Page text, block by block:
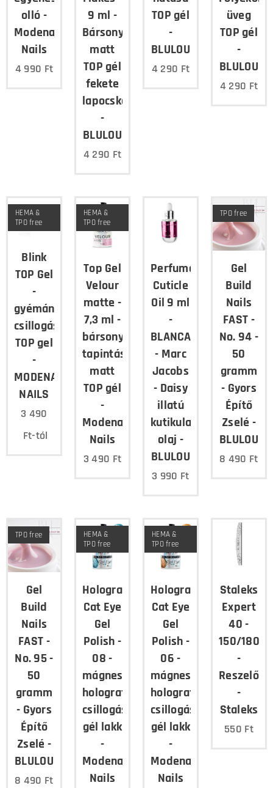
olló -
Modena
Nails
4 990 Ft
9 ml -
Bársonyos
matt
TOP gél
fekete
lapocskákkal
-
BLULOU
4 290 Ft
TOP gél
-
BLULOU
4 290 Ft
üveg
TOP gél
-
BLULOU
4 290 Ft
Blink
TOP Gel
-
gyémánt
csillogású
TOP gel
-
MODENA
NAILS
HEMA &
TPO free
3 490
Ft-tól
Top Gel
Velour
matte -
7,3 ml -
bársony
tapintású
matt
TOP gél
-
Modena
Nails
HEMA &
TPO free
3 490 Ft
Perfumed
Cuticle
Oil 9 ml
-
BLANCA
- Marc
Jacobs
- Daisy
illatú
kutikula
olaj -
BLULOU
3 990 Ft
Gel
Build
Nails
FAST -
No. 94 -
50
gramm
- Gyors
Építő
Zselé -
BLULOU
TPO free
8 490 Ft
Gel
Build
Nails
FAST -
No. 95 -
50
gramm
- Gyors
Építő
Zselé -
BLULOU
TPO free
8 490 Ft
Holographic
Cat Eye
Gel
Polish -
08 -
mágnesezhető,
holografikus
csillogású
gél lakk
-
Modena
Nails
HEMA &
TPO free
Holographic
Cat Eye
Gel
Polish -
06 -
mágnesezhető,
holografikus
csillogású
gél lakk
-
Modena
Nails
HEMA &
TPO free
Staleks
Expert
40 -
150/180
-
Reszelő
-
Staleks
550 Ft